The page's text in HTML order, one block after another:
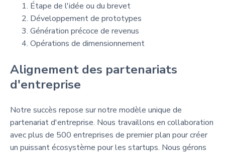
Étape de l'idée ou du brevet
Développement de prototypes
Génération précoce de revenus
Opérations de dimensionnement
Alignement des partenariats
d'entreprise
Notre succès repose sur notre modèle unique de
partenariat d'entreprise. Nous travaillons en collaboration
avec plus de 500 entreprises de premier plan pour créer
un puissant écosystème pour les startups. Nous gérons